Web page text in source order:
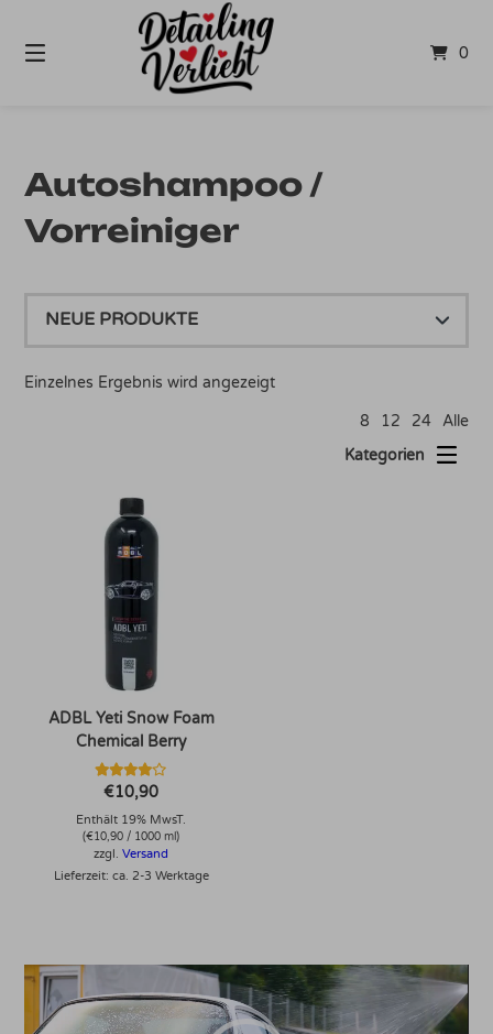
Inhalt
0
Autoshampoo /
Vorreiniger
Einzelnes Ergebnis wird angezeigt
8 12 24 Alle
ADBL Yeti Snow Foam
Chemical Berry
Bewertet
mit
4.00
von 5
€10,90
Enthält 19% MwsT.
(€10,90 / 1000 ml)
zzgl.Versand
Lieferzeit: ca. 2-3 Werktage
Kategorien
Video-
Player